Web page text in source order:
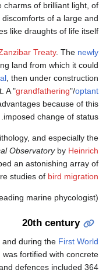
charms of brilliant light, of
of a large and
like draughts of life itself."
Treaty. The newly
land from which it could
, then under construction
A "grandfathering"/optant
because of this
imposed change of status.
and especially the
Observatoryby Heinrich
an astonishing array of
studies of bird migration
marine phycologist).
20th century
and during the First World
fortified with concrete
defences included 364